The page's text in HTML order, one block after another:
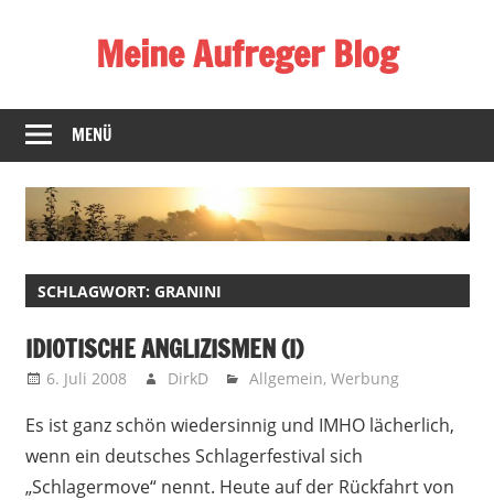
Meine Aufreger Blog
mich
positiv
negativ
aufregt
mir
MENÜ
SCHLAGWORT: GRANINI
IDIOTISCHE ANGLIZISMEN (I)
6. Juli 2008 DirkD Allgemein,Werbung
Es ist ganz schön wiedersinnig und IMHO lächerlich,
wenn ein deutsches Schlagerfestival sich
„Schlagermove“ nennt. Heute auf der Rückfahrt von